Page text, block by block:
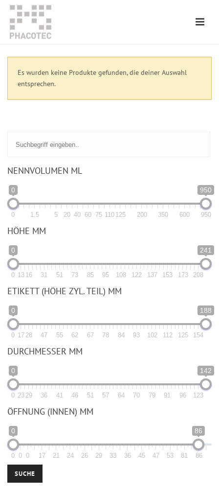
Es wurden keine Produkte gefunden, die deiner Auswahl
entsprechen.
NENNVOLUMEN ML
0 950
0 1.5 5 20 40 60 75 110 125 200 350 600 950
HÖHE MM
0 241
0 13 16 31 51 73 85 95 108 122 137 153 173 208
ETIKETT (HÖHE ZYL. TEIL) MM
0 188
0 17 28 47 55 62 67 78 84 93 102 112 125 154
DURCHMESSER MM
0 142
0 23 29 36 41 46 51 57 64 70 79 91 96 123
ÖFFNUNG (INNEN) MM
0 86
0 0 0 17 21 24 26 29 33 36 45 47 53 81 86
SUCHE